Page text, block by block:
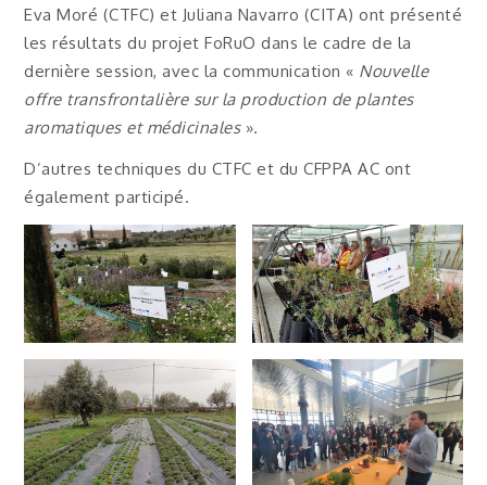
Eva Moré (CTFC) et Juliana Navarro (CITA) ont présenté
les résultats du projet FoRuO dans le cadre de la
dernière session, avec la communication « Nouvelle
offre transfrontalière sur la production de plantes
aromatiques et médicinales».
D’autres techniques du CTFC et du CFPPA AC ont
également participé.